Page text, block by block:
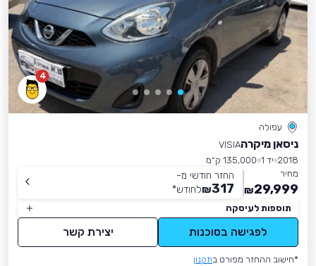
4
עפולה
ניסאן מיקרהVISIA
2018 יד 1
135,000 ק״מ
מחיר
29,999
₪
החזר חודשי מ-
317
₪לחודש*
תוספות לעיסקה
לפגישה בסוכנות יצירת קשר
*חישוב ההחזר מפורט בתקנון